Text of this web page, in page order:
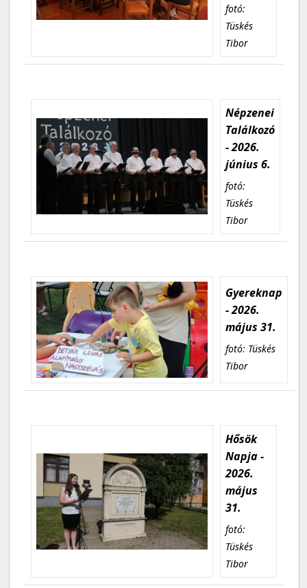
fotó:
Tüskés
Tibor
Népzenei
Találkozó
- 2026.
június 6.
fotó:
Tüskés
Tibor
Gyereknap
- 2026.
május 31.
fotó: Tüskés
Tibor
Hősök
Napja -
2026.
május
31.
fotó:
Tüskés
Tibor